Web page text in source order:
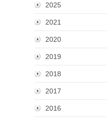
2025
2021
2020
2019
2018
2017
2016